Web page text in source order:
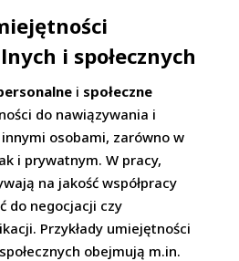
i społecznych
i społeczne
do nawiązywania i
osobami, zarówno w
i prywatnym. W pracy,
na jakość współpracy
do negocjacji czy
Przykłady umiejętności
obejmują m.in.